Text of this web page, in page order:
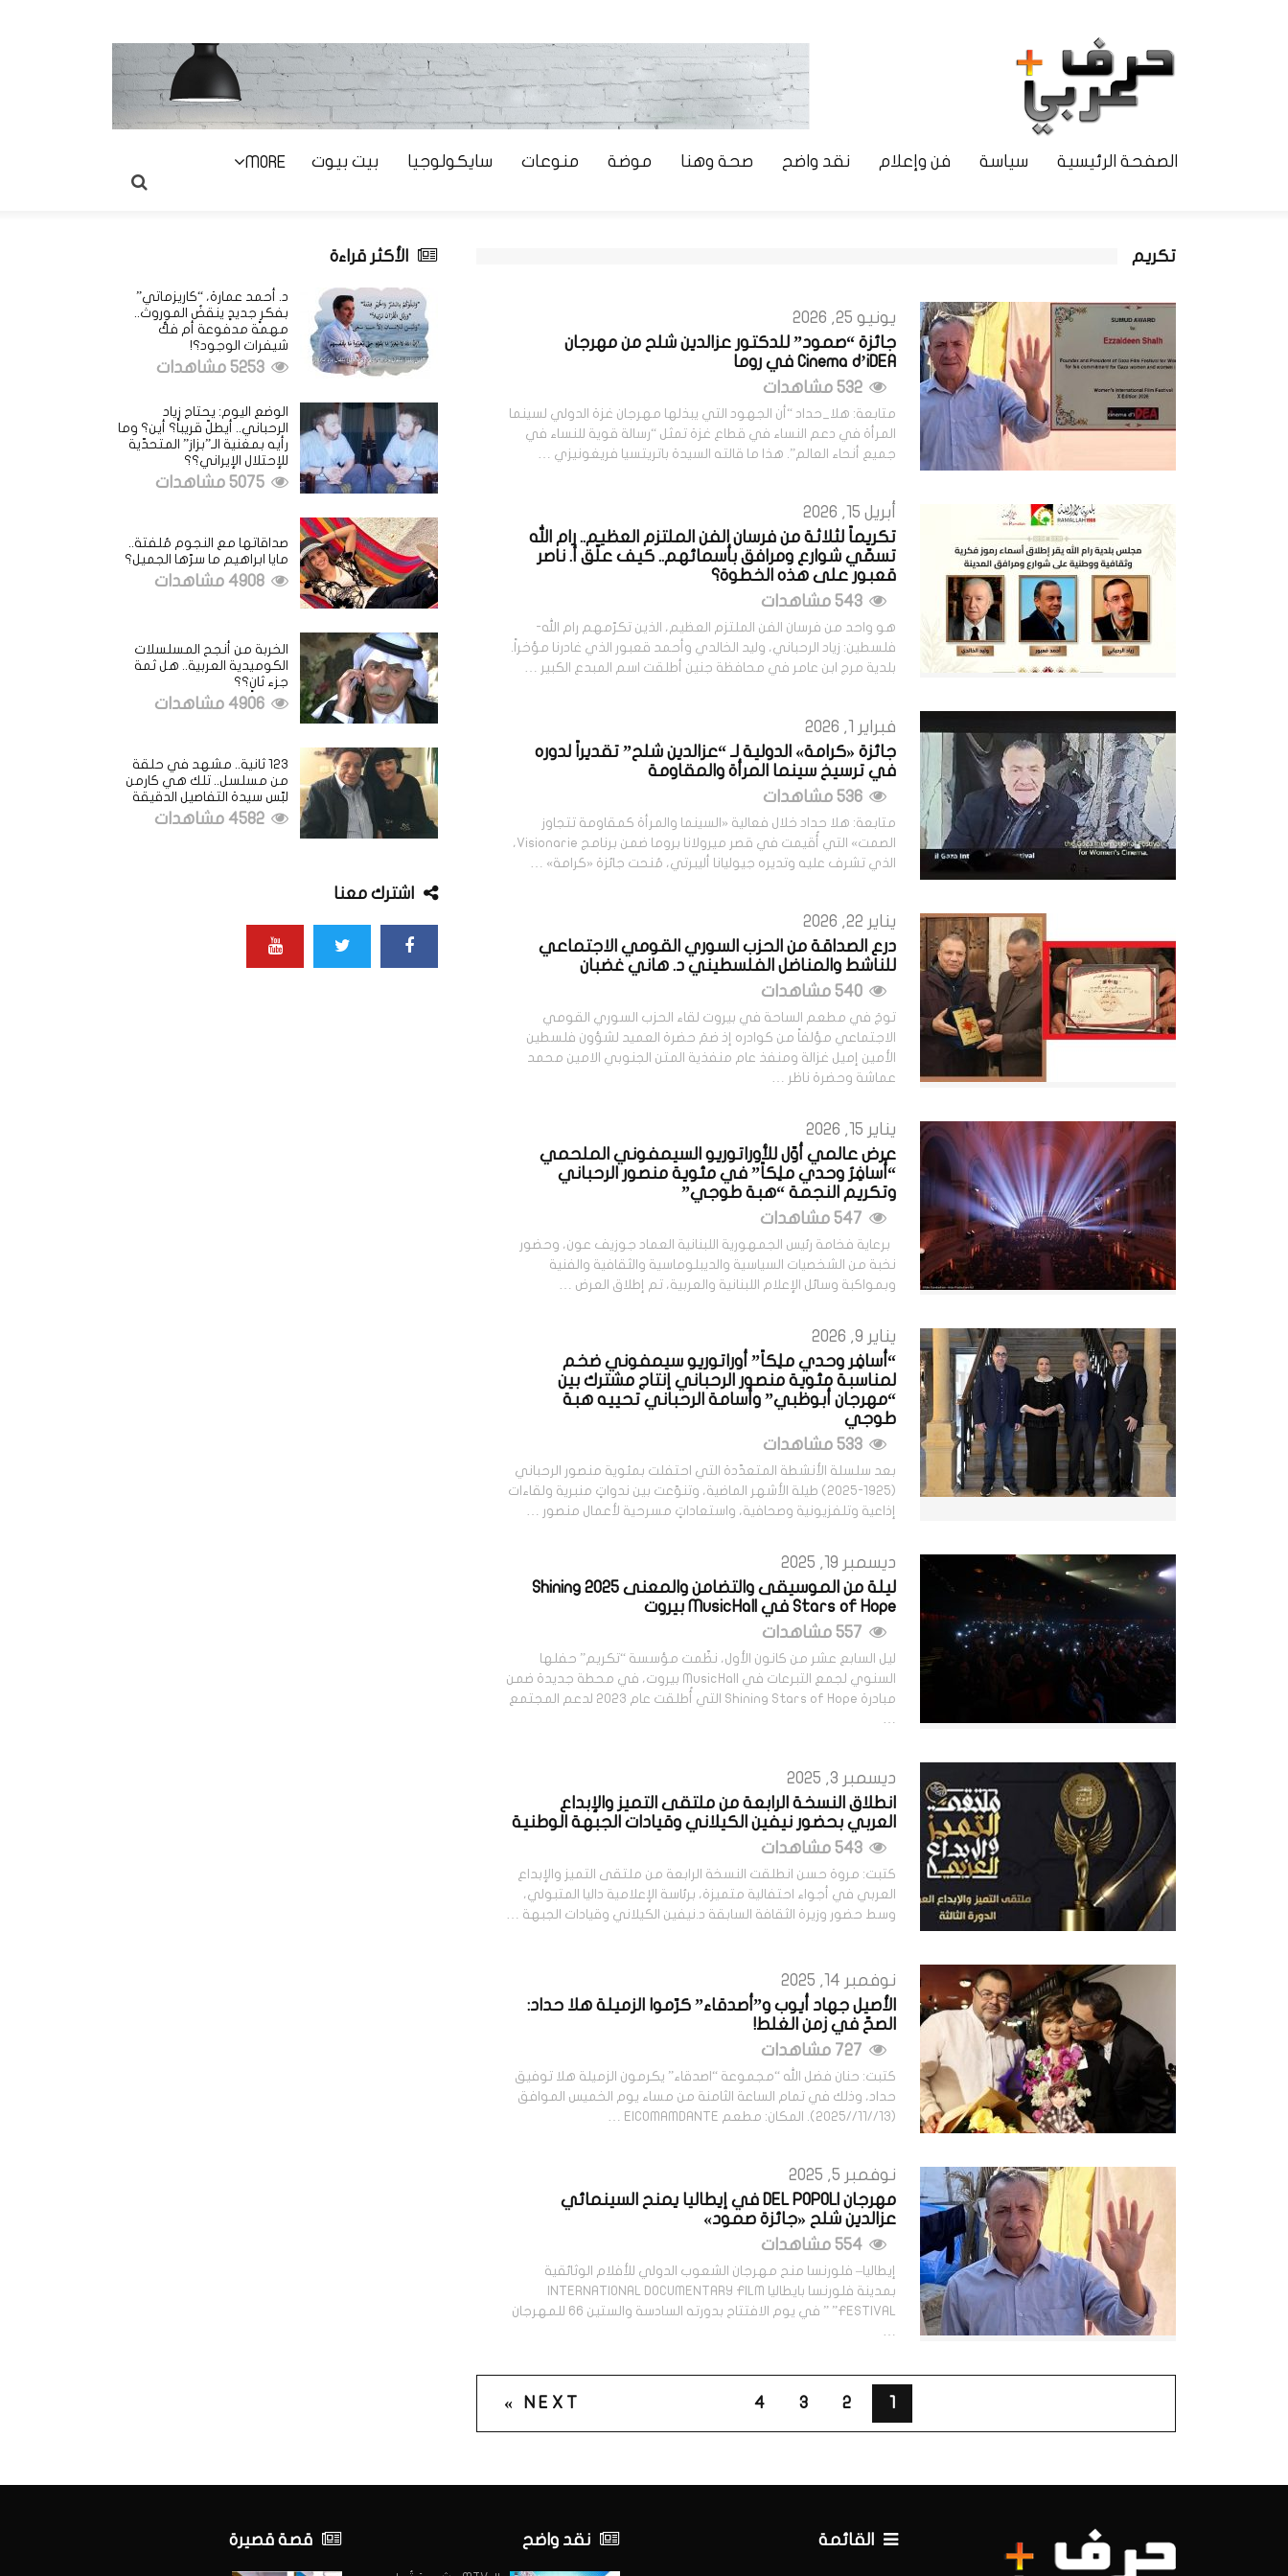
الصفحة الرئيسية سياسة فن وإعلام نقد واضح صحة وهنا موضة منوعات سايكولوجيا بيت بيوت MORE
تكريم
يونيو 25, 2026
جائزة “صمود” للدكتور عزالدين شلح من مهرجان
Cinema d’iDEA في روما
متابعة: هلا_حداد “أن الجهود التي يبذلها مهرجان غزة الدولي لسينما
المرأة في دعم النساء في قطاع غزة تمثل “رسالة قوية للنساء في
جميع أنحاء العالم”. هذا ما قالته السيدة باتريتسيا فريغونيزي …
أبريل 15, 2026
تكريماً لثلاثة من فرسان الفن الملتزم العظيم.. رام الله
تسمّي شوارع ومرافق بأسمائهم.. كيف علّق أ. ناصر
قعبور على هذه الخطوة؟
هو واحد من فرسان الفن الملتزم العظيم، الذين تكرّمهم رام الله-
فلسطين: زياد الرحباني، وليد الخالدي وأحمد قعبور الذي غادرنا مؤخراً.
بلدية مرج ابن عامر في محافظة جنين أطلقت اسم المبدع الكبير …
فبراير 1, 2026
جائزة «كرامة» الدولية لـ “عزالدين شلح” تقديراً لدوره
في ترسيخ سينما المرأة والمقاومة
متابعة: هلا حداد خلال فعالية «السينما والمرأة كمقاومة تتجاوز
الصمت» التي أُقيمت في قصر ميرولانا بروما ضمن برنامج Visionarie،
الذي تشرف عليه وتديره جيوليانا أليبرتي، مُنحت جائزة «كرامة» …
يناير 22, 2026
درع الصداقة من الحزب السوري القومي الاجتماعي
للناشط والمناضل الفلسطيني د. هاني غضبان
توجَ في مطعم الساحة في بيروت لقاء الحزب السوري القومي
الاجتماعي مؤلفاً من كوادره إذ ضمَ حضرة العميد لشؤون فلسطين
الأمين إميل غزالة ومنفذ عام منفذية المتن الجنوبي الامين محمد
عماشة وحضرة ناظر …
يناير 15, 2026
عرض عالمي أوّل للأوراتوريو السيمفوني الملحمي
“أُسافِرُ وحدي ملِكاً” في مئوية منصور الرحباني
وتكريم النجمة “هبة طوجي”
برعاية فخامة رئيس الجمهورية اللبنانية العماد جوزيف عون، وحضور
نخبة من الشخصيات السياسية والديبلوماسية والثقافية والفنية
وبمواكبة وسائل الإعلام اللبنانية والعربية، تم إطلاق العرض …
يناير 9, 2026
“أسافِر وحدي ملِكاً” أوراتوريو سيمفوني ضخم
لمناسبة مئوية منصور الرحباني إنتاج مشترك بين
“مهرجان أبوظبي” وأسامة الرحباني تحييه هبة
طوجي
بعد سلسلة الأنشطة المتعدّدة التي احتفلت بمئوية منصور الرحباني
(1925-2025) طيلة الأشهر الماضية، وتنوّعت بين ندواتٍ منبرية ولقاءات
إذاعية وتلفزيونية وصحافية، واستعاداتٍ مسرحية لأعمال منصور …
ديسمبر 19, 2025
ليلة من الموسيقى والتضامن والمعنى 2025 Shining
Stars of Hope في MusicHall بيروت
ليل السابع عشر من كانون الأول، نظّمت مؤسسة “تكريم” حفلها
السنوي لجمع التبرعات في MusicHall بيروت، في محطة جديدة ضمن
مبادرة Shining Stars of Hope التي أُطلقت عام 2023 لدعم المجتمع
…
ديسمبر 3, 2025
انطلاق النسخة الرابعة من ملتقى التميز والإبداع
العربي بحضور نيفين الكيلاني وقيادات الجبهة الوطنية
كتبت: مروة حسن انطلقت النسخة الرابعة من ملتقى التميز والإبداع
العربي في أجواء احتفالية متميزة، برئاسة الإعلامية داليا المتبولي،
وسط حضور وزيرة الثقافة السابقة د.نيفين الكيلاني وقيادات الجبهة …
نوفمبر 14, 2025
الأصيل جهاد أيوب و”أصدقاء” كرّموا الزميلة هلا حداد:
الصحّ في زمن الغلط!
كتبت: حنان فضل الله “مجموعة “اصدقاء” يكرمون الزميلة هلا توفيق
حداد، وذلك في تمام الساعة الثامنة من مساء يوم الخميس الموافق
(13//11//2025). المكان: مطعم ElCOMAMDANTE …
نوفمبر 5, 2025
مهرجان DEL POPOLI في إيطاليا يمنح السينمائي
عزالدين شلح «جائزة صمود»
إيطاليا– فلورنسا منح مهرجان الشعوب الدولي للأفلام الوثائقية
بمدينة فلورنسا بايطاليا INTERNATIONAL DOCUMENTARY FILM
FESTIVAL” ” في يوم الافتتاح بدورته السادسة والستين 66 للمهرجان
…
1
2
3
4
NEXT »
الأكثر قراءة
د. أحمد عمارة، “كاريزماتي”
بفكرٍ جديدٍ ينقضُ الموروث..
مهمة مدفوعة أم فكُّ
شيفرات الوجود؟!
الوضع اليوم: يحتاج زياد
الرحباني.. أيطلّ قريباً؟ أين؟ وما
رأيه بمغنية الـ”بزاز” المتحدّية
للإحتلال الإيراني؟؟
صداقاتها مع النجوم مُلفتة..
مايا ابراهيم ما سرّها الجميل؟
الخربة من أنجح المسلسلات
الكوميدية العربية.. هل ثمة
جزء ثانٍ؟؟
123 ثانية.. مشهد في حلقة
من مسلسل.. تلك هي كارمن
لبّس سيدة التفاصيل الدقيقة
اشترك معنا
القائمة نقد واضح قصة قصيرة